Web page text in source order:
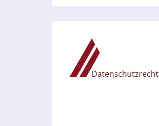
Datenschutzrecht